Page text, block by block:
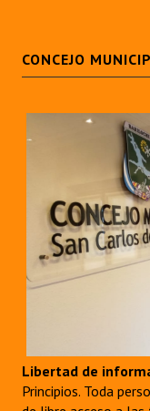
CONCEJO
Libertad de
Principios. Toda